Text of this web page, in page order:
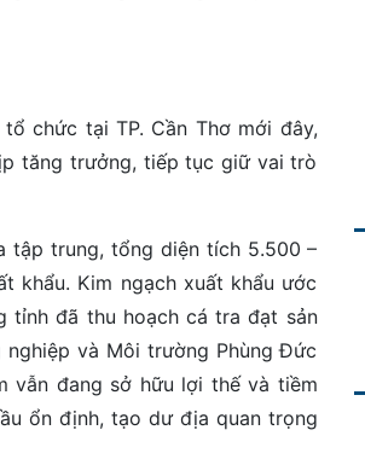
chức tại TP. Cần Thơ mới đây,
tăng trưởng, tiếp tục giữ vai trò
tập trung, tổng diện tích 5.500 –
khẩu. Kim ngạch xuất khẩu ước
tỉnh đã thu hoạch cá tra đạt sản
và Môi trường Phùng Đức
vẫn đang sở hữu lợi thế và tiềm
ổn định, tạo dư địa quan trọng